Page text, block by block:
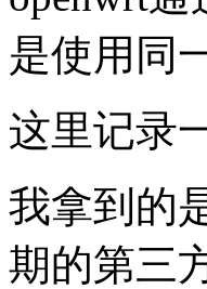
是使用同
这里记录
我拿到的
期的第三